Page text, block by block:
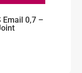
Email 0,7 –